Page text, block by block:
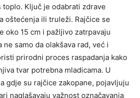
Ključ je odabrati zdrave
oštećenja ili truleži. Rajčice se
oko 15 cm i pažljivo zatrpavaju
ne samo da olakšava rad, već i
prirodni proces raspadanja kako
tvar potrebna mladicama. U
gdje su rajčice zakopane, pojavljuju
naglašavaju važnost označavanja